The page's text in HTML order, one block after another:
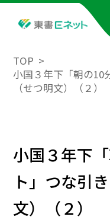
TOP
小国３年下「朝の10
（せつ明文）（２）
小国３年下
ト」つな引
文）（２）